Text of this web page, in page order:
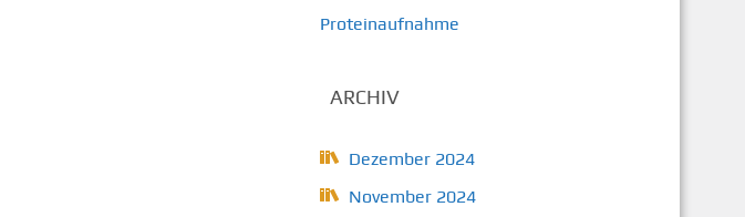
Proteinaufnahme
ARCHIV
Dezember 2024
November 2024